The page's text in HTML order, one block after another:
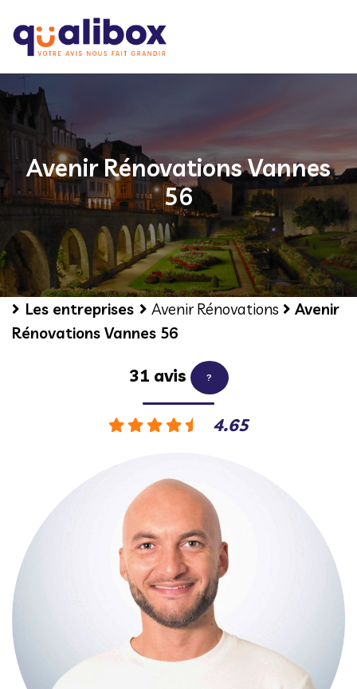
Avenir Rénovations Vannes
56
Les entreprises Avenir Rénovations
Avenir
Rénovations Vannes 56
31 avis ?
4.65